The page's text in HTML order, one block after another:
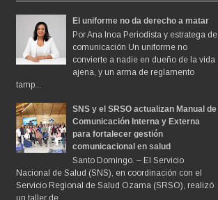
El uniforme no da derecho a matar
Por Ana Inoa Periodista y estratega de
comunicación Un uniforme no
convierte a nadie en dueño de la vida
ajena, y un arma de reglamento
tamp...
SNS y el SRSO actualizan Manual de
Comunicación Interna y Externa
para fortalecer gestión
comunicacional en salud
Santo Domingo. – El Servicio
Nacional de Salud (SNS), en coordinación con el
Servicio Regional de Salud Ozama (SRSO), realizó